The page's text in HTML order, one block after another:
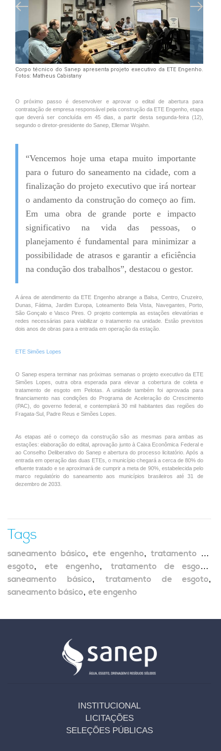
Corpo técnico do Sanep apresenta projeto executivo da ETE Engenho.
Fotos: Matheus Cabistany
O próximo passo é desenvolver e aprovar o edital de abertura para
contratação de empresa responsável pela construção da ETE Engenho, etapa
que deverá ser concluída em 45 dias, a partir desta segunda-feira (12),
segundo o diretor-presidente do Sanep, Ellemar Wojahn.
“Vencemos hoje uma etapa muito importante
para o futuro do saneamento na cidade, com a
finalização do projeto executivo que irá nortear
o andamento da construção do começo ao fim.
Em uma obra de grande porte e impacto
significativo na vida das pessoas, o
planejamento é fundamental para minimizar a
possibilidade de atrasos e garantir a eficiência
na condução dos trabalhos”, destacou o gestor.
A área de atendimento da ETE Engenho abrange a Balsa, Centro, Cruzeiro,
Dunas, Fátima, Jardim Europa, Loteamento Bela Vista, Navegantes, Porto,
São Gonçalo e Vasco Pires. O projeto contempla as estações elevatórias e
redes necessárias para viabilizar o tratamento na unidade. Estão previstos
dois anos de obras para a entrada em operação da estação.
ETE Simões Lopes
O Sanep espera terminar nas próximas semanas o projeto executivo da ETE
Simões Lopes, outra obra esperada para elevar a cobertura de coleta e
tratamento de esgoto em Pelotas. A unidade também foi aprovada para
financiamento nas condições do Programa de Aceleração do Crescimento
(PAC), do governo federal, e contemplará 30 mil habitantes das regiões do
Fragata-Sul, Padre Reus e Simões Lopes.
As etapas até o começo da construção são as mesmas para ambas as
estações: elaboração do edital, aprovação junto à Caixa Econômica Federal e
ao Conselho Deliberativo do Sanep e abertura do processo licitatório. Após a
entrada em operação das duas ETEs, o município chegará a cerca de 80% do
efluente tratado e se aproximará de cumprir a meta de 90%, estabelecida pelo
marco regulatório do saneamento aos municípios brasileiros até 31 de
dezembro de 2033.
Tags
saneamento básico,ete engenho,tratamento de
esgoto,ete engenho, tratamento de esgoto
saneamento básico, tratamento de esgoto,
saneamento básico, ete engenho
INSTITUCIONAL
LICITAÇÕES
SELEÇÕES PÚBLICAS